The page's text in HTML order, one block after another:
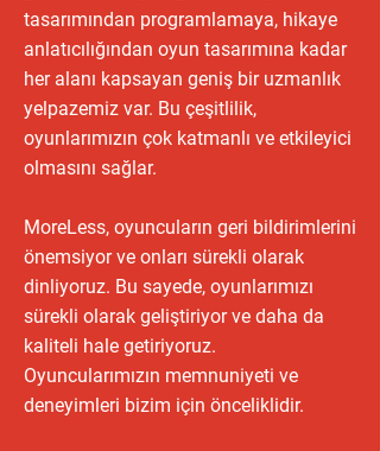
tasarımından programlamaya, hikaye
anlatıcılığından oyun tasarımına kadar
her alanı kapsayan geniş bir uzmanlık
yelpazemiz var. Bu çeşitlilik,
oyunlarımızın çok katmanlı ve etkileyici
olmasını sağlar.
MoreLess, oyuncuların geri bildirimlerini
önemsiyor ve onları sürekli olarak
dinliyoruz. Bu sayede, oyunlarımızı
sürekli olarak geliştiriyor ve daha da
kaliteli hale getiriyoruz.
Oyuncularımızın memnuniyeti ve
deneyimleri bizim için önceliklidir.